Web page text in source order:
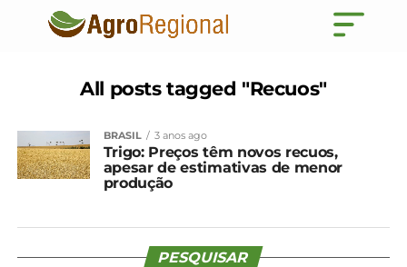
All posts tagged "Recuos"
BRASIL 3 anos ago
Trigo: Preços têm novos recuos,
apesar de estimativas de menor
produção
PESQUISAR